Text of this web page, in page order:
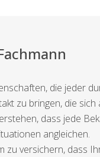
die jeder
zu bringen, die
dass jede
angleichen.
zu versichern, dass